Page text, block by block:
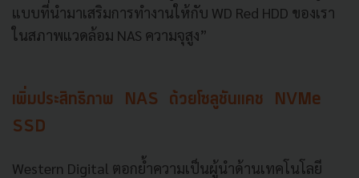
แบบที่นำมาเสริมการทำงานให้กับ WD Red HDD ของเรา
ในสภาพแวดล้อม NAS ความจุสูง”
เพิ่มประสิทธิภาพ NAS ด้วยโซลูชันแคช NVMe
SSD
Western Digital ตอกย้ำความเป็นผู้นำด้านเทคโนโลยี